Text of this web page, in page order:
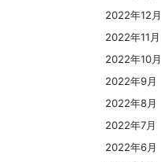
2022年12月
2022年11月
2022年10月
2022年9月
2022年8月
2022年7月
2022年6月